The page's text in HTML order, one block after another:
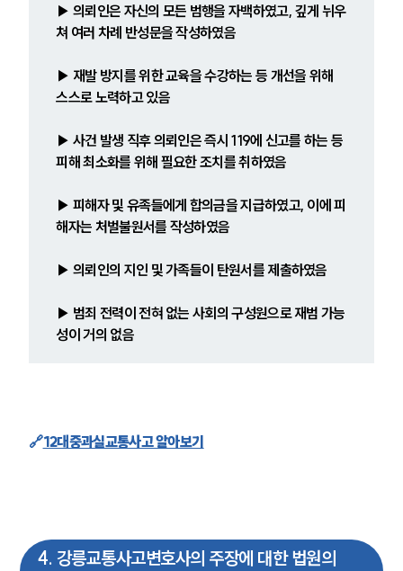
▶ 의뢰인은 자신의 모든 범행을 자백하였고, 깊게 뉘우
쳐 여러 차례 반성문을 작성하였음
▶ 재발 방지를 위한 교육을 수강하는 등 개선을 위해
스스로 노력하고 있음
▶ 사건 발생 직후 의뢰인은 즉시 119에 신고를 하는 등
피해 최소화를 위해 필요한 조치를 취하였음
▶ 피해자 및 유족들에게 합의금을 지급하였고, 이에 피
해자는 처벌불원서를 작성하였음
▶ 의뢰인의 지인 및 가족들이 탄원서를 제출하였음
▶ 범죄 전력이 전혀 없는 사회의 구성원으로 재범 가능
성이 거의 없음
🔗12대중과실교통사고 알아보기
4. 강릉교통사고변호사의 주장에 대한 법원의